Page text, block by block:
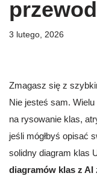
3 lutego, 2026
Zmagasz się z
Nie jesteś sam.
na rysowanie klas,
jeśli mógłbyś opisać
solidny diagram klas
diagramów klas z AI